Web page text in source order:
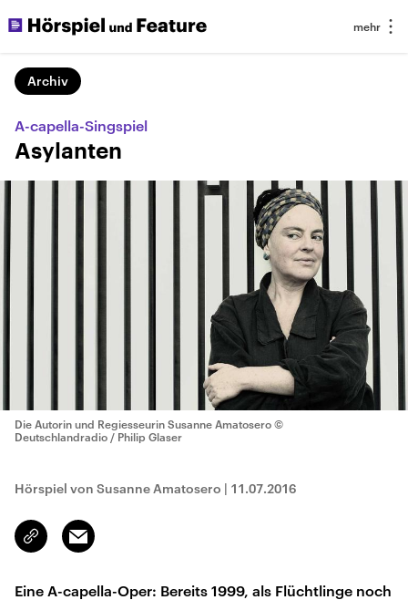
Archiv
A-capella-Singspiel
Asylanten
Die Autorin und Regiesseurin Susanne Amatosero ©
Deutschlandradio / Philip Glaser
Hörspiel von Susanne Amatosero | 11.07.2016
Link
kopieren/teilen
Email
Eine A-capella-Oper: Bereits 1999, als Flüchtlinge noch